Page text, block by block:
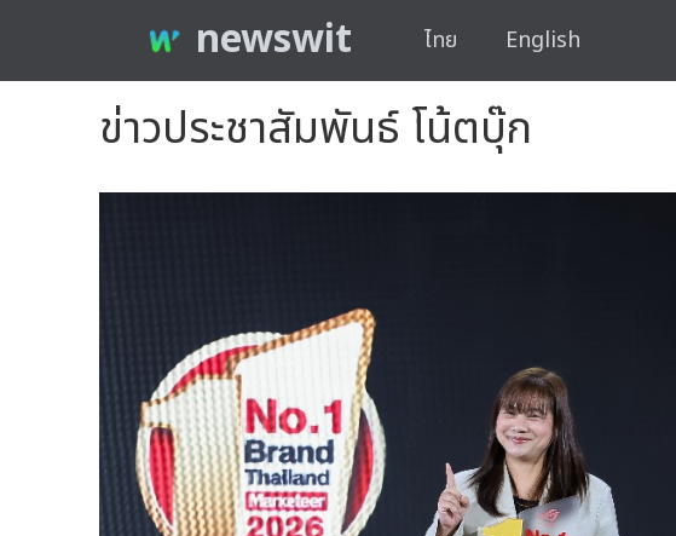
newswit ไทย English
ข่าวประชาสัมพันธ์ โน้ตบุ๊ก